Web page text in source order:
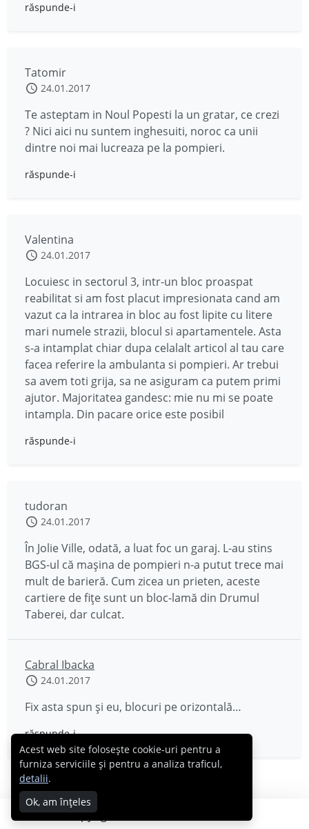
răspunde-i
Tatomir
24.01.2017
Te asteptam in Noul Popesti la un gratar, ce crezi
? Nici aici nu suntem inghesuiti, noroc ca unii
dintre noi mai lucreaza pe la pompieri.
răspunde-i
Valentina
24.01.2017
Locuiesc in sectorul 3, intr-un bloc proaspat
reabilitat si am fost placut impresionata cand am
vazut ca la intrarea in bloc au fost lipite cu litere
mari numele strazii, blocul si apartamentele. Asta
s-a intamplat chiar dupa celalalt articol al tau care
facea referire la ambulanta si pompieri. Ar trebui
sa avem toti grija, sa ne asiguram ca putem primi
ajutor. Majoritatea gandesc: mie nu mi se poate
intampla. Din pacare orice este posibil
răspunde-i
tudoran
24.01.2017
În Jolie Ville, odată, a luat foc un garaj. L-au stins
BGS-ul că mașina de pompieri n-a putut trece mai
mult de barieră. Cum zicea un prieten, aceste
cartiere de fițe sunt un bloc-lamă din Drumul
Taberei, dar culcat.
Cabral Ibacka
24.01.2017
Fix asta spun și eu, blocuri pe orizontală…
răspunde-i
Copyright © 2007 - 2026 Cabral.ro
Acest web site folosește cookie-uri pentru a
furniza serviciile și pentru a analiza traficul,
detalii.
Ok, am înțeles